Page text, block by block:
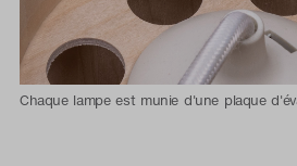
Chaque lampe est munie d'une plaque